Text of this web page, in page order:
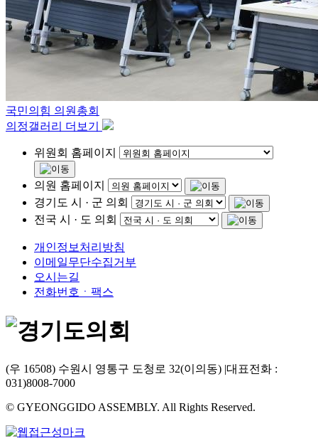
국민의힘 의원총회
의정갤러리 더보기
위원회 홈페이지
의원 홈페이지
경기도 시 · 군 의회
전국 시 · 도 의회
개인정보처리방침
이메일무단수집거부
오시는길
전화번호ㆍ팩스
(우 16508) 수원시 영통구 도청로 32(이의동) |대표전화 :
031)8008-7000
© GYEONGGIDO ASSEMBLY. All Rights Reserved.